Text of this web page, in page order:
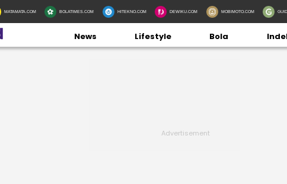
MATAMATA.COM BOLATIMES.COM HITEKNO.COM DEWIKU.COM MOBIMOTO.COM
News Lifestyle Bola